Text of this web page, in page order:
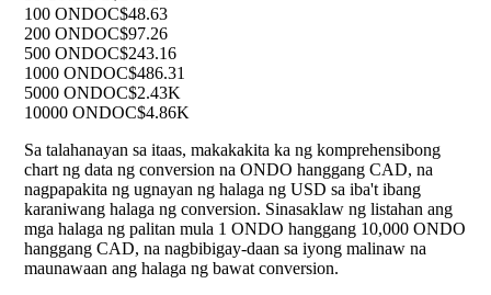
100 ONDOC$48.63
200 ONDOC$97.26
500 ONDOC$243.16
1000 ONDOC$486.31
5000 ONDOC$2.43K
10000 ONDOC$4.86K
Sa talahanayan sa itaas, makakakita ka ng komprehensibong
chart ng data ng conversion na ONDO hanggang CAD, na
nagpapakita ng ugnayan ng halaga ng USD sa iba't ibang
karaniwang halaga ng conversion. Sinasaklaw ng listahan ang
mga halaga ng palitan mula 1 ONDO hanggang 10,000 ONDO
hanggang CAD, na nagbibigay-daan sa iyong malinaw na
maunawaan ang halaga ng bawat conversion.